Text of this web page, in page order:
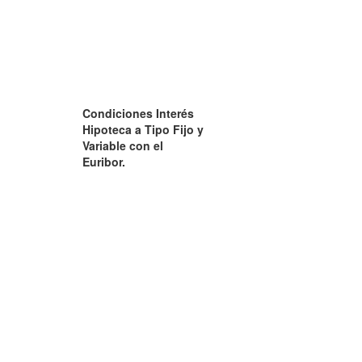
Condiciones Interés
Hipoteca a Tipo Fijo y
Variable con el
Euribor.